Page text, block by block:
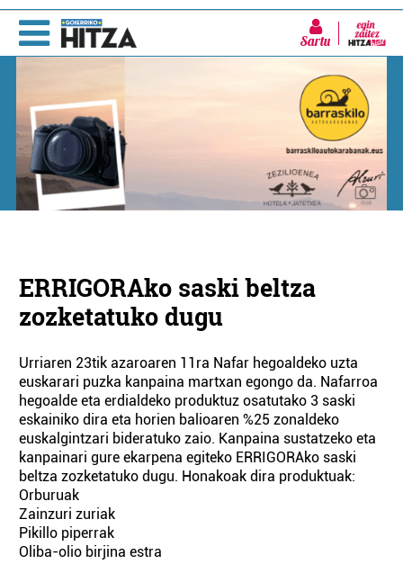
Sartu
ERRIGORAko saski beltza
zozketatuko dugu
Urriaren 23tik azaroaren 11ra Nafar hegoaldeko uzta
euskarari puzka kanpaina martxan egongo da. Nafarroa
hegoalde eta erdialdeko produktuz osatutako 3 saski
eskainiko dira eta horien balioaren %25 zonaldeko
euskalgintzari bideratuko zaio. Kanpaina sustatzeko eta
kanpainari gure ekarpena egiteko ERRIGORAko saski
beltza zozketatuko dugu. Honakoak dira produktuak:
Orburuak
Zainzuri zuriak
Pikillo piperrak
Oliba-olio birjina estra